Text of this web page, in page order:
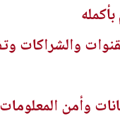
والشراكات
وأمن